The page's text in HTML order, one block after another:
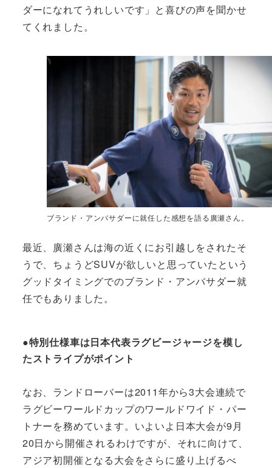
ダーになれてうれしいです」と喜びの声を聞かせ
てくれました。
ブランド・アンバサダーに就任した感想を語る廣瀬さん。
最近、廣瀬さんは海の近くにお引越しをされたそ
うで、ちょうどSUVが欲しいと思っていたという
グッドタイミングでのブランド・アンバサダー就
任でもありました。
●特別仕様車は日本代表ラグビージャージを模し
たストライプがポイント
なお、ランドローバーは2011年から3大会連続で
ラグビーワールドカップのワールドワイド・パー
トナーを務めています。いよいよ日本大会が9月
20日から開催されるわけですが、それに向けて、
アジア初開催となる大会をさらに盛り上げるべ